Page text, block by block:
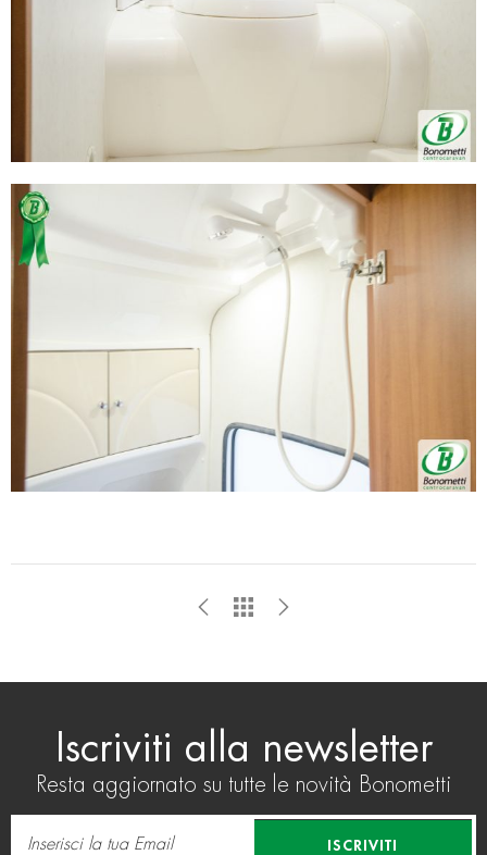
Utilizziamo i cookie per personalizzare contenuti ed
informazioni sul modo in cui utilizza il nostro sito con i
nostri partner che si occupano di analisi dei dati web,
con altre informazioni che ha fornito loro o che hanno
raccolto dal suo utilizzo dei loro servizi.
Iscriviti alla newsletter
Resta aggiornato su tutte le novità Bonometti
ISCRIVITI